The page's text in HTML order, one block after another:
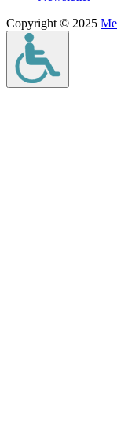
Copyright © 2025